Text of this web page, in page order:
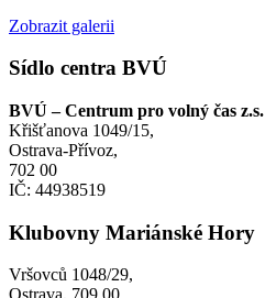
Zobrazit galerii
Sídlo centra BVÚ
BVÚ – Centrum pro volný čas z.s.
Křišťanova 1049/15,
Ostrava-Přívoz,
702 00
IČ: 44938519
Klubovny Mariánské Hory
Vršovců 1048/29,